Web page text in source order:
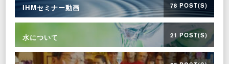
IHMセミナー動画 78 POST(S)
水について 21 POST(S)